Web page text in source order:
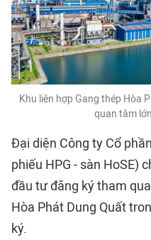
Khu liên hợp Gang thép Hòa
quan tâm
Đại diện Công ty Cổ
phiếu HPG - sàn HoSE)
đầu tư đăng ký tham
Hòa Phát Dung Quất
ký.